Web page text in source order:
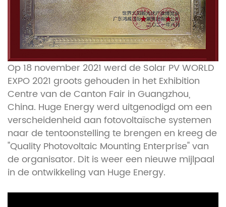
Op 18 november 2021 werd de Solar PV WORLD
EXPO 2021 groots gehouden in het Exhibition
Centre van de Canton Fair in Guangzhou,
China. Huge Energy werd uitgenodigd om een ​​
verscheidenheid aan fotovoltaïsche systemen
naar de tentoonstelling te brengen en kreeg de
"Quality Photovoltaic Mounting Enterprise" van
de organisator. Dit is weer een nieuwe mijlpaal
in de ontwikkeling van Huge Energy.